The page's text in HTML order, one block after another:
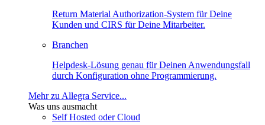
Return Material Authorization-System für Deine
Kunden und CIRS für Deine Mitarbeiter.
Branchen
Helpdesk-Lösung genau für Deinen Anwendungsfall
durch Konfiguration ohne Programmierung.
Mehr zu Allegra Service...
Was uns ausmacht
Self Hosted oder Cloud